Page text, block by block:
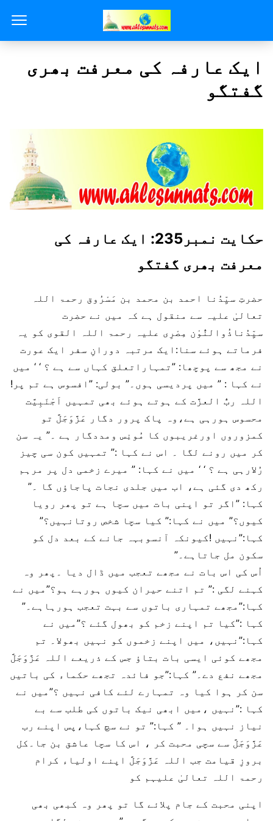
ایک عارفہ کی معرفت بھری
گفتگو
حکایت نمبر235: ایک عارفہ کی
معرفت بھری گفتگو
حضرتِ سیِّدُنا احمد بن محمد بن مَسْرُوق رحمۃ اللہ
تعالیٰ علیہ سے منقول ہے کہ میں نے حضرت
سیِّدُناذُوالنُّوْن مِصْرِی علیہ رحمۃ اللہ القوی کو یہ
فرماتے ہوئے سنا:ایک مرتبہ دورانِ سفر ایک عورت
نے مجھ سے پوچھا: ”تمہاراتعلق کہاں سے ہے ؟ ‘ ‘ میں
نے کہا : ” میں پردیسی ہوں۔” بولی: ”افسوس ہے تم پر!
اللہ ربُّ العزَّت کے ہوتے ہوئے بھی تمہیں اَجْنَبِیَّت
محسوس ہورہی ہے،وہ پاک پرور دگار عَزَّوَجَلَّ تو
کمزوروں اورغریبوں کا مُونِس ومددگار ہے ۔” یہ سن
کر میں رونے لگا ۔ اس نے کہا :” تمہیں کون سی چیز
رُلارہی ہے ؟ ‘ ‘ میں نے کہا: ” میرے زخمی دل پر مرہم
رکھ دی گئی ہے، اب میں جلدی نجات پاجاؤں گا ۔”
کہا: ”اگر تو اپنی بات میں سچا ہے تو پھر رویا
کیوں؟” میں نے کہا:” کیا سچا شخص روتانہیں؟”
کہا:”نہیں !کیونکہ آنسوبہہ جانے کے بعد دل کو
سکون مل جاتاہے۔”
اُس کی اس بات نے مجھے تعجب میں ڈال دیا ۔پھر وہ
کہنے لگی :” تم اتنے حیران کیوں ہورہے ہو؟”میں نے
کہا:”مجھے تمہاری باتوں سے بہت تعجب ہورہاہے۔”
کہا :”کیا تم اپنے زخم کو بھول گئے ؟”میں نے
کہا:”نہیں، میں اپنے زخموں کو نہیں بھولا۔ تم
مجھے کوئی ایسی بات بتاؤ جس کے ذریعے اللہ عَزَّوَجَلَّ
مجھے نفع دے۔” کہا:”جو فائدہ تجھے حکماء کی باتیں
سن کر ہوا کیا وہ تمہارے لئے کافی نہیں ؟”میں نے
کہا :”نہیں ،میں ابھی نیک باتوں کی طلب سے بے
نیاز نہیں ہوا۔ ” کہا:” تو نے سچ کہا،پس اپنے رب
عَزَّوَجَلَّ سے سچی محبت کر ، اس کا سچا عاشق بن جا۔کل
بروزِ قیامت جب اللہ عَزَّوَجَلَّ اپنے اولیاء کرام
رحمۃ اللہ تعالیٰ علیہم کو
اپنی محبت کے جام پلائے گا تو پھر وہ کبھی بھی